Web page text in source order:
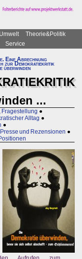
Umwelt
Theorie&Politik
Service
Eine Abrechnung
zur Demokratiekritik
überwinden
...
Fragestellung ●
Alltag ●
●
Presse und Rezensionen ●